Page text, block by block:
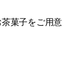
菓子をご用意